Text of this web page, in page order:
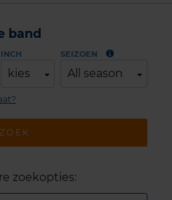
band
INCH
kies
SEIZOEN
All season
ZOEK
zoekopties: